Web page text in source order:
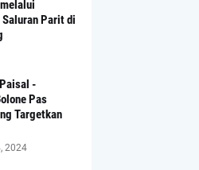
Parit di
-
Pas
Targetkan
2024